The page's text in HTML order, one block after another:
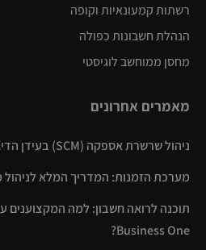
רשתות קמעונאיות וקופה
הנהלת חשבונות כפולה
מחסן ממוחשב לוגיסטי
מאמרים אחרונים
ניהול שרשרת אספקה (SCM) בעידן הדיגיטלי
מערכת הזמנות: המדריך המלא לניהול
Business One?